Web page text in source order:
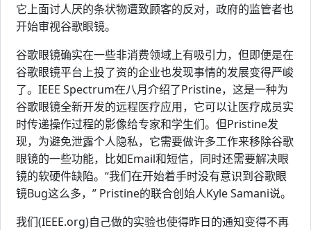
它上面讨人厌的条状物遭致顾客的反对，政府的监管者也
开始审视谷歌眼镜。
谷歌眼镜确实在一些非消费领域上有吸引力，但即便是在
谷歌眼镜平台上投了资的企业也发现事情的发展变得严峻
了。IEEE Spectrum在八月介绍了Pristine，这是一种为
谷歌眼镜全新开发的远程医疗应用，它可以让医疗成员实
时传递操作过程的影像给专家和学生们。但Pristine发
现，为避免泄露个人隐私，它需要做许多工作来移除谷歌
眼镜的一些功能，比如Email和短信，同时还需要解决眼
镜的软硬件缺陷。“我们在开始着手时没有意识到谷歌眼
镜Bug这么多，” Pristine的联合创始人Kyle Samani说。
我们(IEEE.org)自己做的实验也使得昨日的通知变得不再